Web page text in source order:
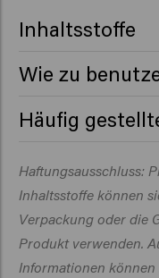
Inhaltsstoffe
Behentrimonium
Esters , Parfum
Butter , Squalane ,
(Sunflower) Seed Oil
, Propylene Glycol
Wie zu
überschüssiges
Häufig
Haftungsausschluss:
Inhaltsstoffe können
Verpackung oder die
Produkt verwenden.
Informationen